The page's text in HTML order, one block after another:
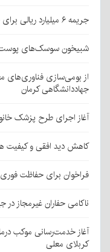
جریمه ۶ میلیارد ریالی برای قاچاقچی نارنگی پاکستانی در بافت
شبیخون سوسک‌های
از بومی‌سازی فناوری‌های
جهاددانشگاهی کرمان
آغاز اجرای طرح پزشک
کاهش دید افقی و کیفیت
فراخوان برای حفاظت
ناکامی حفاران غیرمجاز در
آغاز خدمت‌رسانی موکب
کربلای معلی